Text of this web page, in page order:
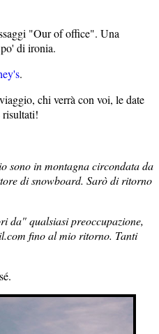
"Our of office". Una
di ironia.
.
chi verrà con voi, le date
risultati!
sono in montagna circondata da
di snowboard. Sarò di ritorno
da" qualsiasi preoccupazione,
fino al mio ritorno. Tanti